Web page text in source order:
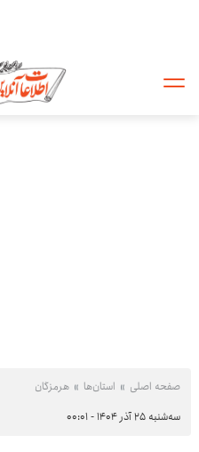
صفحه اصلی استان‌ها هرمزگان
سه‌شنبه ۲۵ آذر ۱۴۰۴ - ۰۰:۰۱